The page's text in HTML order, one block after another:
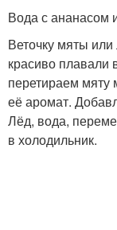
Вода с ананасом
Веточку мяты
красиво плавали
перетираем
её аромат.
Лёд, вода,
в холодильник.